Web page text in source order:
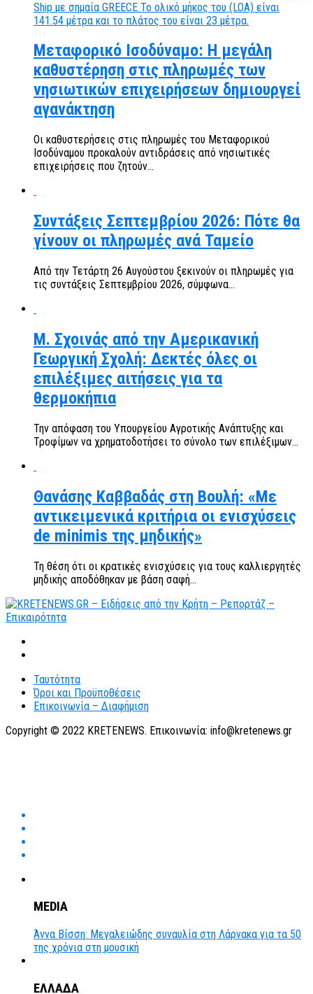
Μεταφορικό Ισοδύναμο: Η μεγάλη
καθυστέρηση στις πληρωμές των
νησιωτικών επιχειρήσεων δημιουργεί
αγανάκτηση
Οι καθυστερήσεις στις πληρωμές του Μεταφορικού
Ισοδύναμου προκαλούν αντιδράσεις από νησιωτικές
επιχειρήσεις που ζητούν...
Συντάξεις Σεπτεμβρίου 2026: Πότε θα
γίνουν οι πληρωμές ανά Ταμείο
Από την Τετάρτη 26 Αυγούστου ξεκινούν οι πληρωμές για
τις συντάξεις Σεπτεμβρίου 2026, σύμφωνα...
Μ. Σχοινάς από την Αμερικανική
Γεωργική Σχολή: Δεκτές όλες οι
επιλέξιμες αιτήσεις για τα
θερμοκήπια
Την απόφαση του Υπουργείου Αγροτικής Ανάπτυξης και
Τροφίμων να χρηματοδοτήσει το σύνολο των επιλέξιμων...
Θανάσης Καββαδάς στη Βουλή: «Με
αντικειμενικά κριτήρια οι ενισχύσεις
de minimis της μηδικής»
Τη θέση ότι οι κρατικές ενισχύσεις για τους καλλιεργητές
μηδικής αποδόθηκαν με βάση σαφή...
Ταυτότητα
Όροι και Προϋποθέσεις
Επικοινωνία – Διαφήμιση
Copyright © 2022 KRETENEWS. Επικοινωνία: info@kretenews.gr
MEDIA
Άννα Βίσση: Μεγαλειώδης συναυλία στη Λάρνακα για τα 50
της χρόνια στη μουσική
ΕΛΛΑΔΑ